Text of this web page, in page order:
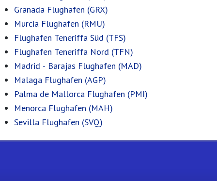
Granada Flughafen (GRX)
Murcia Flughafen (RMU)
Flughafen Teneriffa Süd (TFS)
Flughafen Teneriffa Nord (TFN)
Madrid - Barajas Flughafen (MAD)
Malaga Flughafen (AGP)
Palma de Mallorca Flughafen (PMI)
Menorca Flughafen (MAH)
Sevilla Flughafen (SVQ)